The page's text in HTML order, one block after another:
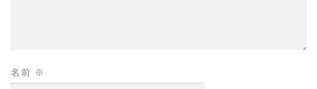
名前 ※